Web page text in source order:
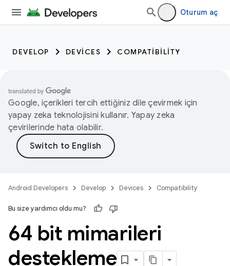
Oturum aç
DEVELOP DEVICES COMPATIBILITY
Google, içerikleri tercih ettiğiniz dile çevirmek için
yapay zeka teknolojisini kullanır. Yapay zeka
çevirilerinde hata olabilir.
Android Developers Develop Devices Compatibility
Bu size yardımcı oldu mu?
64 bit mimarileri
destekleme